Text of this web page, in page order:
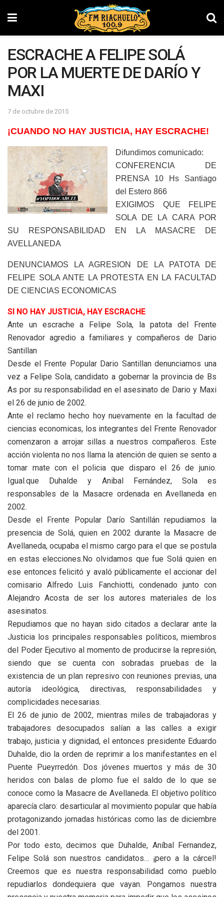
ESCRACHE A FELIPE SOLÁ
POR LA MUERTE DE DARÍO Y
MAXI
7 de octubre de 2015
¡CUANDO NO HAY JUSTICIA, HAY ESCRACHE!
Difundimos comunicado:
CONFERENCIA DE
PRENSA 10 Hs Santiago
del Estero 866
EXIGIMOS QUE FELIPE
SOLA DE LA CARA POR
SU RESPONSABILIDAD EN LA MASACRE DE
AVELLANEDA
DENUNCIAMOS LA AGRESION DE LA PATOTA DE
FELIPE SOLA ANTE LA PROTESTA EN LA FACULTAD
DE CIENCIAS ECONOMICAS
SI NO HAY JUSTICIA, HAY ESCRACHE
Ante un escrache a Felipe Sola, la patota del Frente
Renovador agredio a familiares y compañeros de Dario
Santillan
Desde el Frente Popular Dario Santillan denunciamos una
vez a Felipe Sola, candidato a gobernar la provincia de Bs
As por su responsabilidad en el asesinato de Dario y Maxi
el 26 de junio de 2002.
Ante el reclamo hecho hoy nuevamente en la facultad de
ciencias economicas, los integrantes del Frente Renovador
comenzaron a arrojar sillas a nuestros compañeros. Este
acción violenta no nos llama la atención de quien se sento a
tomar mate con el policia que disparo el 26 de junio.
Igual.que Duhalde y Anibal Fernández, Sola es
responsables de la Masacre ordenada en Avellaneda en
2002.
Desde el Frente Popular Darío Santillán repudiamos la
presencia de Solá, quien en 2002 durante la Masacre de
Avellaneda, ocupaba el mismo cargo para el que se postula
en estas elecciones.No olvidamos que fue Solá quien en
ese entonces felicitó y avaló públicamente el accionar del
comisario Alfredo Luis Fanchiotti, condenado junto con
Alejandro Acosta de ser los autores materiales de los
asesinatos.
Repudiamos que no hayan sido citados a declarar ante la
Justicia los principales responsables políticos, miembros
del Poder Ejecutivo al momento de producirse la represión,
siendo que se cuenta con sobradas pruebas de la
existencia de un plan represivo con reuniones previas, una
autoría ideológica, directivas, responsabilidades y
complicidades necesarias.
El 26 de junio de 2002, mientras miles de trabajadoras y
trabajadores desocupados salían a las calles a exigir
trabajo, justicia y dignidad, el entonces presidente Eduardo
Duhalde, dio la orden de reprimir a los manifestantes en el
Puente Pueyrredón. Dos jóvenes muertos y más de 30
heridos con balas de plomo fue el saldo de lo que se
conoce como la Masacre de Avellaneda. El objetivo político
aparecía claro: desarticular al movimiento popular que había
protagonizando jornadas históricas como las de diciembre
del 2001.
Por todo esto, decimos que Duhalde, Aníbal Fernandez,
Felipe Solá son nuestros candidatos… ¡pero a la cárcel!
Creemos que es nuestra responsabilidad como pueblo
repudiarlos dondequiera que vayan. Pongamos nuestra